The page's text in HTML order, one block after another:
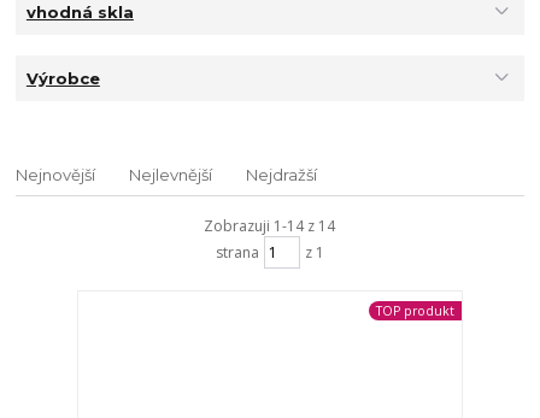
vhodná skla
Výrobce
Nejnovější Nejlevnější Nejdražší
Zobrazuji 1-14 z 14
strana
z 1
TOP produkt